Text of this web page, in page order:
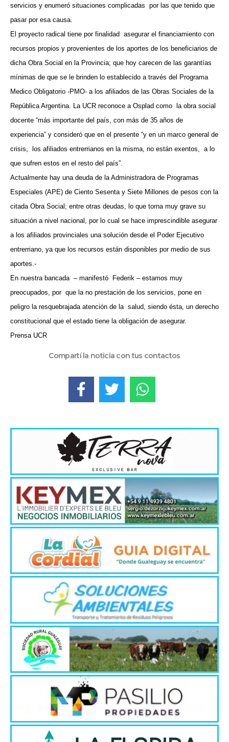
servicios y enumeró situaciones complicadas por las que tenido que
pasar por esa causa.
El proyecto radical tiene por finalidad asegurar el financiamiento con
recursos propios y provenientes de los aportes de los beneficiarios de
dicha Obra Social en la Provincia; que hoy carecen de las garantías
mínimas de que se le brinden lo establecido a través del Programa
Medico Obligatorio -PMO- a los afiliados de las Obras Sociales de la
República Argentina. La UCR reconoce a Osplad como la obra social
docente “más importante del país, con más de 35 años de
experiencia” y consideró que en el presente “y en un marco general de
crisis, los afiliados entrerrianos en la misma, no están exentos,
a lo
que sufren estos en el resto del país”.
Actualmente hay una deuda de la Administradora de Programas
Especiales (APE) de Ciento Sesenta y Siete Millones de pesos con la
citada Obra Social; entre otras deudas, lo que torna muy grave su
situación a nivel nacional, por lo cual se hace imprescindible asegurar
a los afiliados provinciales una solución desde el Poder Ejecutivo
entrerriano, ya que los recursos están disponibles por medio de sus
aportes.-
En nuestra bancada – manifestó Federik – estamos muy
preocupados, por que la no prestación de los servicios, pone en
peligro la resquebrajada atención de la salud, siendo ésta, un derecho
constitucional que el estado tiene la obligación de asegurar.
Prensa UCR
Compartí la noticia con tus contactos